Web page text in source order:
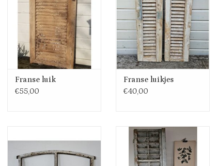
Franse luik
€55,00
Franse luikjes
€40,00